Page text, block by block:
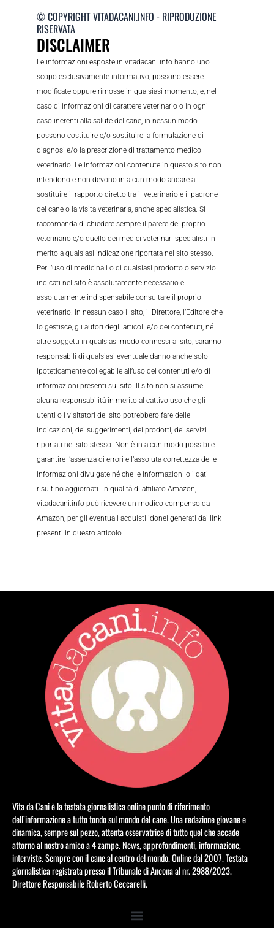
© COPYRIGHT VITADACANI.INFO - RIPRODUZIONE
RISERVATA
DISCLAIMER
Le informazioni esposte in vitadacani.info hanno uno
scopo esclusivamente informativo, possono essere
modificate oppure rimosse in qualsiasi momento, e, nel
caso di informazioni di carattere veterinario o in ogni
caso inerenti alla salute del cane, in nessun modo
possono costituire e/o sostituire la formulazione di
diagnosi e/o la prescrizione di trattamento medico
veterinario. Le informazioni contenute in questo sito non
intendono e non devono in alcun modo andare a
sostituire il rapporto diretto tra il veterinario e il padrone
del cane o la visita veterinaria, anche specialistica. Si
raccomanda di chiedere sempre il parere del proprio
veterinario e/o quello dei medici veterinari specialisti in
merito a qualsiasi indicazione riportata nel sito stesso.
Per l’uso di medicinali o di qualsiasi prodotto o servizio
indicati nel sito è assolutamente necessario e
assolutamente indispensabile consultare il proprio
veterinario. In nessun caso il sito, il Direttore, l’Editore che
lo gestisce, gli autori degli articoli e/o dei contenuti, né
altre soggetti in qualsiasi modo connessi al sito, saranno
responsabili di qualsiasi eventuale danno anche solo
ipoteticamente collegabile all’uso dei contenuti e/o di
informazioni presenti sul sito. Il sito non si assume
alcuna responsabilità in merito al cattivo uso che gli
utenti o i visitatori del sito potrebbero fare delle
indicazioni, dei suggerimenti, dei prodotti, dei servizi
riportati nel sito stesso. Non è in alcun modo possibile
garantire l’assenza di errori e l’assoluta correttezza delle
informazioni divulgate né che le informazioni o i dati
risultino aggiornati. In qualità di affiliato Amazon,
vitadacani.info può ricevere un modico compenso da
Amazon, per gli eventuali acquisti idonei generati dai link
presenti in questo articolo.
Vita da Cani è la testata giornalistica online punto di riferimento
dell’informazione a tutto tondo sul mondo del cane. Una redazione giovane e
dinamica, sempre sul pezzo, attenta osservatrice di tutto quel che accade
attorno al nostro amico a 4 zampe. News, approfondimenti, informazione,
interviste. Sempre con il cane al centro del mondo. Online dal 2007. Testata
giornalistica registrata presso il Tribunale di Ancona al nr. 2988/2023.
Direttore Responsabile Roberto Ceccarelli.